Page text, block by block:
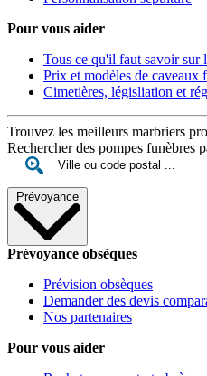
Pour vous aider
Tous ce qu'il faut savoir sur
Prix et modèles de caveaux
Cimetières, législiation et
Trouvez les meilleurs marbriers
Rechercher des pompes funèbres
Prévoyance
Prévoyance obsèques
Prévision obsèques
Demander des devis
Nos partenaires
Pour vous aider